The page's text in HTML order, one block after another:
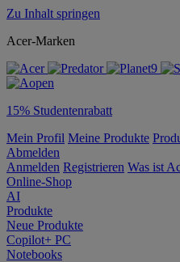
Zu Inhalt springen
Acer-Marken
15% Studentenrabatt
Mein Profil Meine Produkte
Abmelden
Anmelden Registrieren Was ist
Online-Shop
AI
Produkte
Neue Produkte
Copilot+ PC
Notebooks